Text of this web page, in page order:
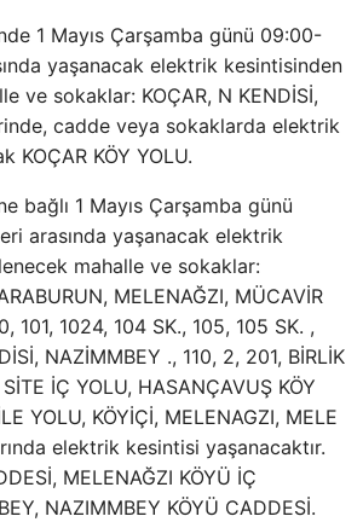
1 Mayıs Çarşamba günü 09:00-
yaşanacak elektrik kesintisinden
ve sokaklar: KOÇAR, N KENDİSİ,
cadde veya sokaklarda elektrik
KOÇAR KÖY YOLU.
bağlı 1 Mayıs Çarşamba günü
arasında yaşanacak elektrik
mahalle ve sokaklar:
MELENAĞZI, MÜCAVİR
101, 1024, 104 SK., 105, 105 SK. ,
NAZİMMBEY ., 110, 2, 201, BİRLİK
İÇ YOLU, HASANÇAVUŞ KÖY
YOLU, KÖYİÇİ, MELENAGZI, MELE
elektrik kesintisi yaşanacaktır.
MELENAĞZI KÖYÜ İÇ
NAZIMMBEY KÖYÜ CADDESİ.